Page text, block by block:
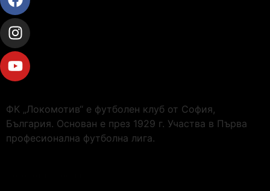
ФК „Локомотив“ е футболен клуб от София,
България. Основан е през 1929 г. Участва в Първа
професионална футболна лига.